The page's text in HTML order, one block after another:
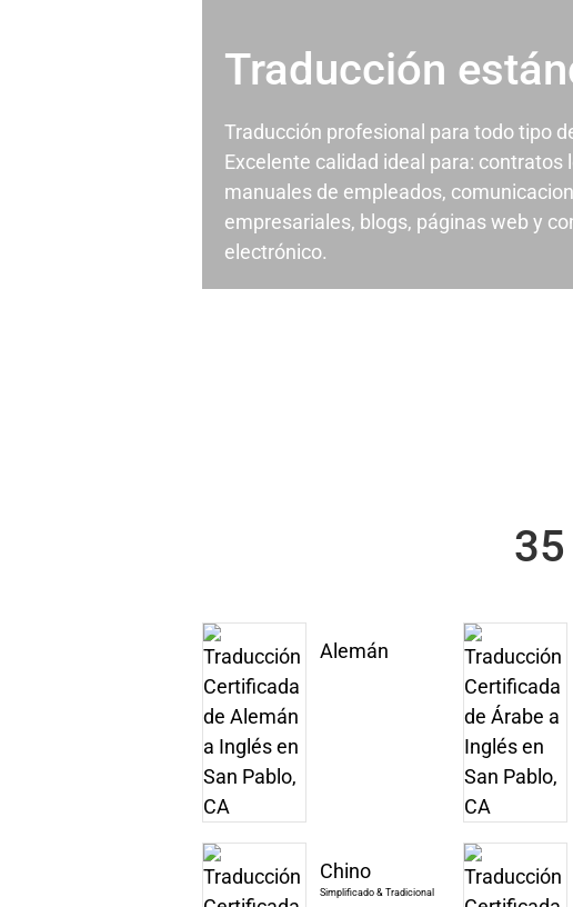
Traducción
Traducción profesional para todo tipo
Excelente calidad ideal para: contratos
manuales de empleados,
empresariales, blogs, páginas web y
electrónico.
Alemán
Chino
Simplificado & Tradicional